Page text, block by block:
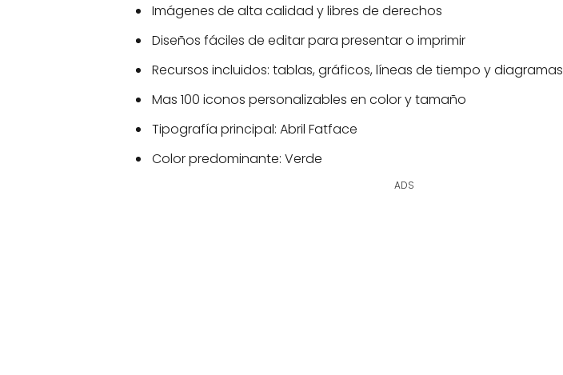
Imágenes de alta calidad y libres de derechos
Diseños fáciles de editar para presentar o imprimir
Recursos incluidos: tablas, gráficos, líneas de tiempo y diagramas
Mas 100 iconos personalizables en color y tamaño
Tipografía principal: Abril Fatface
Color predominante: Verde
ADS